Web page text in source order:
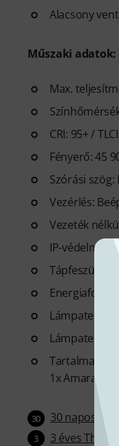
Alacsony
Műszaki adatok:
Max.
CRI: 95+ /
Fényerő: 45
Szórási
Vezérlés:
Vezeték
IP-védelmi
Lámpatest
Lámpatest
Tartalmaz 1x
1x Amaran
30 30 napos
3 3 éves